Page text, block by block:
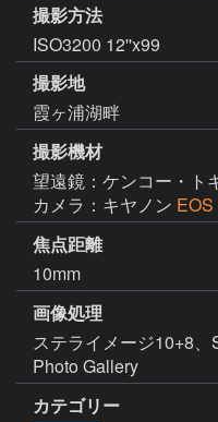
撮影方法
ISO3200 12''x99
撮影地
霞ヶ浦湖畔
撮影機材
望遠鏡：ケンコー・ト
カメラ：キヤノン
焦点距離
10mm
画像処理
ステライメージ10+8
Photo Gallery
カテゴリー